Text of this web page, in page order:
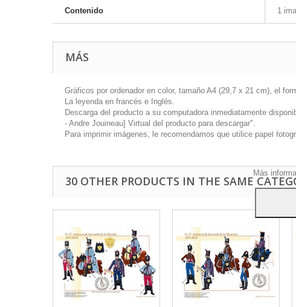
Contenido 1
MÁS
Gráficos por ordenador en color, tamaño A4 (29,7 x 21 cm), el
La leyenda en francés e Inglés.
Descarga del producto a su computadora inmediatamente
- Andre Jouineau] Virtual del producto para descargar".
Para imprimir imágenes, le recomendamos que utilice papel
30 OTHER PRODUCTS IN THE SAME
Este sitio
mostrarle
Más